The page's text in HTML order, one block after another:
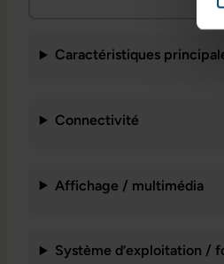
Caractéristiques
Connectivité
Affichage / multimédia
Système d’exploitation /